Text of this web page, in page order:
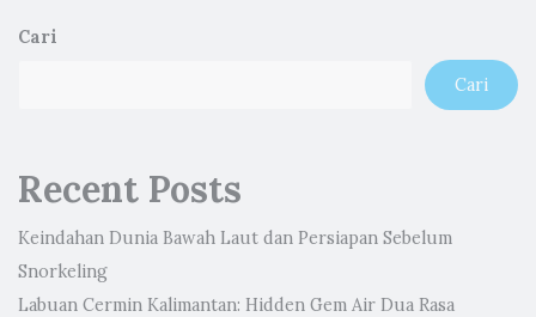
Cari
Cari
Recent Posts
Keindahan Dunia Bawah Laut dan Persiapan Sebelum
Snorkeling
Labuan Cermin Kalimantan: Hidden Gem Air Dua Rasa